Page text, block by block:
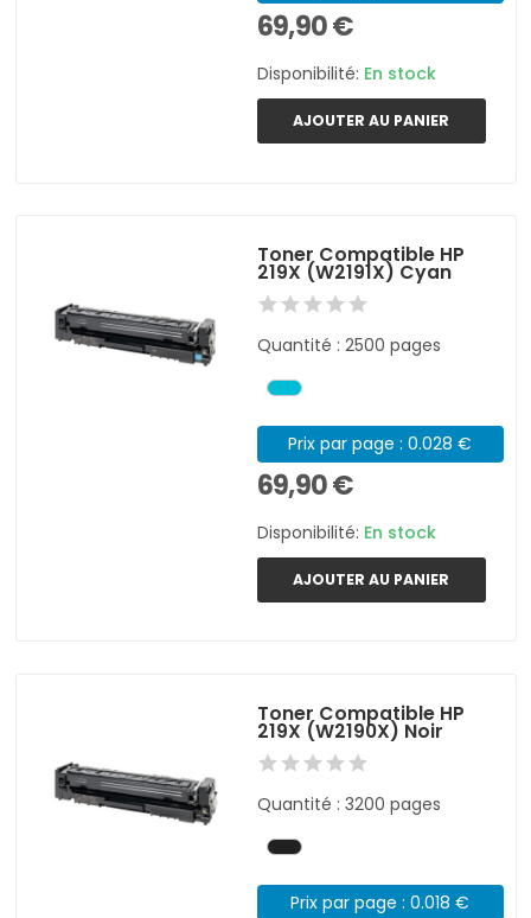
69,90 €
Disponibilité: En stock
AJOUTER AU PANIER
Toner Compatible HP
219X (W2191X) Cyan
Quantité : 2500 pages
Prix par page : 0.028 €
69,90 €
Disponibilité: En stock
AJOUTER AU PANIER
Toner Compatible HP
219X (W2190X) Noir
Quantité : 3200 pages
Prix par page : 0.018 €